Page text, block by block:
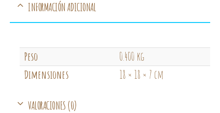
INFORMACIÓN ADICIONAL
Peso
0.400 kg
Dimensiones
18 × 18 × 7 cm
VALORACIONES (0)